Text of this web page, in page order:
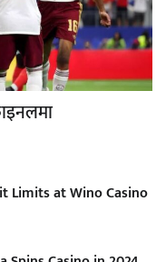
Limits at Wino Casino